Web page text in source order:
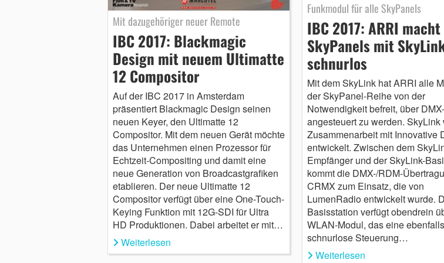
Mit dazugehöriger neuer Remote
IBC 2017: Blackmagic
Design mit neuem Ultimatte
12 Compositor
Auf der IBC 2017 in Amsterdam
präsentiert Blackmagic Design seinen
neuen Keyer, den Ultimatte 12
Compositor. Mit dem neuen Gerät möchte
das Unternehmen einen Prozessor für
Echtzeit-Compositing und damit eine
neue Generation von Broadcastgrafiken
etablieren. Der neue Ultimatte 12
Compositor verfügt über eine One-Touch-
Keying Funktion mit 12G-SDI für Ultra
HD Produktionen. Dabei arbeitet er mit…
Weiterlesen
Funkmodul für alle SkyPanels
IBC 2017: ARRI macht
SkyPanels mit
schnurlos
Mit dem SkyLink hat ARRI alle
der SkyPanel-Reihe von der
Notwendigkeit befreit, über
angesteuert zu werden. SkyLink
Zusammenarbeit mit Innovative
entwickelt. Zwischen dem
Empfänger und der SkyLink-
kommt die DMX-/RDM-
CRMX zum Einsatz, die von
LumenRadio entwickelt wurde.
Basisstation verfügt obendrein
WLAN-Modul, das eine ebenfalls
schnurlose Steuerung…
Weiterlesen